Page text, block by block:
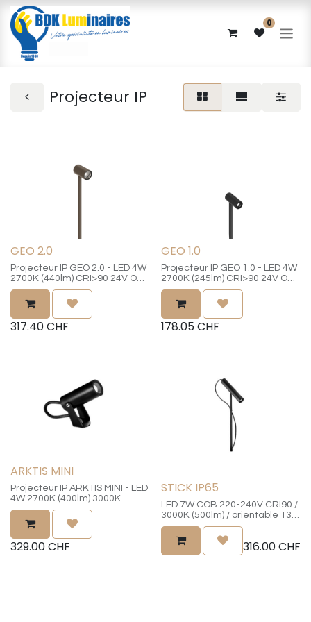
0
Projecteur IP
GEO 2.0
Projecteur IP GEO 2.0 - LED 4W
2700K (440lm) CRI>90 24V ON-
OFF/ angle de diffusion 33° /
orientable 135° / protection
IP65 / châssis en aluminium /
dimensions 45x76mm hauteur
450mm / connecteur rapide
317.40CHF
GEO 1.0
Projecteur IP GEO 1.0 - LED 4W
2700K (245lm) CRI>90 24V ON-
OFF/ angle de diffusion 30° /
orientable 135° / protection
IP65 / châssis en aluminium /
dimensions 34x76mm hauteur
280mm / connecteur rapide
178.05CHF
ARKTIS MINI
Projecteur IP ARKTIS MINI - LED
4W 2700K (400lm) 3000K
(420lm) CRI>90 220-240VAC
variable sur la phase /
réflecteur 30° / protection IP65
/ châssis en aluminium /
inclinable 180° / diamètre
329.00CHF
STICK IP65
LED 7W COB 220-240V CRI90 /
3000K (500lm) / orientable 135°
/ diamètre 52mm - longueur
120mm / avec câble de
connexion 2000mm316.00CHF